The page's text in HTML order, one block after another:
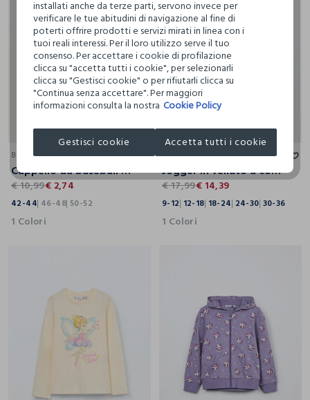
42-44 46-48 50-52
BLUKIDS
Cappello da baseball neonata
€ 10,99€ 2,74
42-44 46-48 50-52
1 Colori
9-12 12-18 18-24 24-30 30-36
BLUKIDS
Jogger in velluto a coste neonato
€ 17,99€ 14,39
9-12 12-18 18-24 24-30 30-36
1 Colori
installati anche da terze parti, servono invece per
verificare le tue abitudini di navigazione al fine di
poterti offrire prodotti e servizi mirati in linea con i
tuoi reali interessi. Per il loro utilizzo serve il tuo
consenso. Per accettare i cookie di profilazione
clicca su "accetta tutti i cookie", per selezionarli
clicca su "Gestisci cookie" o per rifiutarli clicca su
"Continua senza accettare". Per maggiori
informazioni consulta la nostra Cookie Policy
Gestisci cookie Accetta tutti i cookie